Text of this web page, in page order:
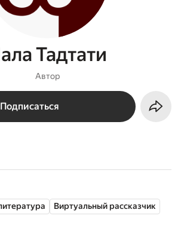
Тадтати
Автор
Подписаться
Виртуальный рассказчик